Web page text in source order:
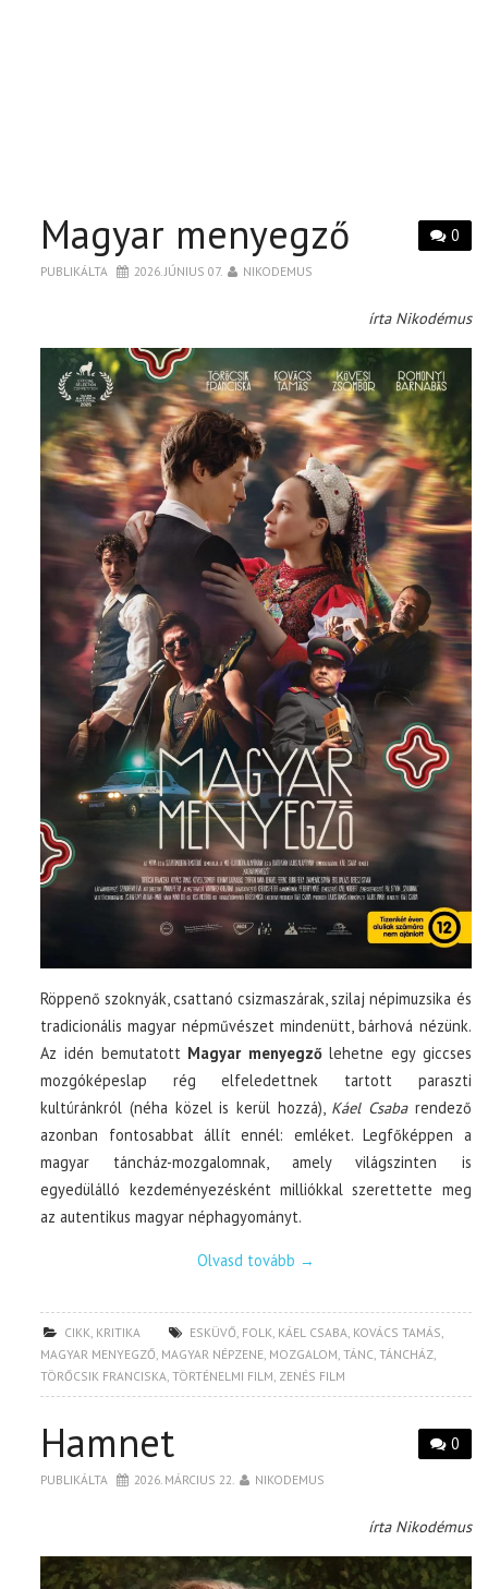
0
Magyar menyegző
PUBLIKÁLTA 2026. JÚNIUS 07. NIKODEMUS
írta Nikodémus
Röppenő szoknyák, csattanó csizmaszárak, szilaj népimuzsika és
tradicionális magyar népművészet mindenütt, bárhová nézünk.
Az idén bemutatott Magyar menyegzőlehetne egy giccses
mozgóképeslap rég elfeledettnek tartott paraszti
kultúránkról (néha közel is kerül hozzá), Káel Csabarendező
azonban fontosabbat állít ennél: emléket. Legfőképpen a
magyar táncház-mozgalomnak, amely világszinten is
egyedülálló kezdeményezésként milliókkal szerettette meg
az autentikus magyar néphagyományt.
Olvasd tovább →
CIKK, KRITIKA ESKÜVŐ, FOLK, KÁEL CSABA, KOVÁCS TAMÁS,
MAGYAR MENYEGZŐ, MAGYAR NÉPZENE, MOZGALOM,TÁNC,TÁNCHÁZ,
TÖRŐCSIK FRANCISKA,TÖRTÉNELMI FILM, ZENÉS FILM
0
Hamnet
PUBLIKÁLTA 2026. MÁRCIUS 22. NIKODEMUS
írta Nikodémus